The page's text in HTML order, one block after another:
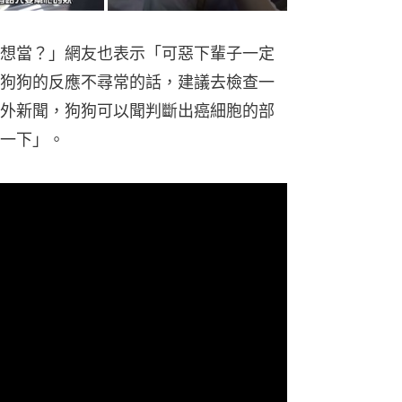
當？」網友也表示「可惡下輩子一定
狗的反應不尋常的話，建議去檢查一
新聞，狗狗可以聞判斷出癌細胞的部
下」。